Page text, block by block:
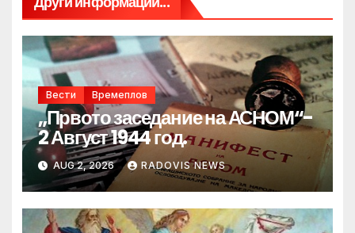
Вести Времеплов
„Првото заседание на АСНОМ“-
2 Август 1944 год.
AUG 2, 2026 RADOVIS NEWS